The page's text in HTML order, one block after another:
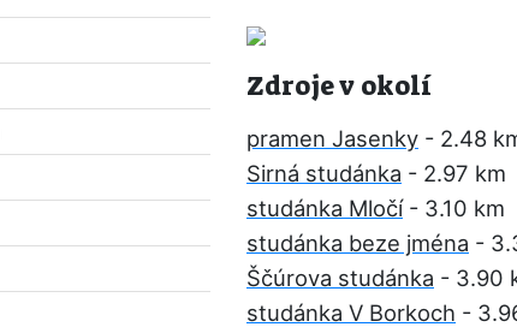
Zdroje v okolí
pramen Jasenky - 2.48
Sirná studánka - 2.97 km
studánka Mločí- 3.10 km
studánka beze jména -
Ščúrova studánka - 3.90
studánka V Borkoch -